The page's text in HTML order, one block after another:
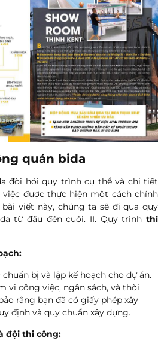
quán bida
đòi hỏi quy trình cụ thể và chi tiết
được thực hiện một cách chính
bài viết này, chúng ta sẽ đi qua quy
từ đầu đến cuối. II. Quy trình thi
bị và lập kế hoạch cho dự án.
vi công việc, ngân sách, và thời
rằng bạn đã có giấy phép xây
định và quy chuẩn xây dựng.
đội thi công: